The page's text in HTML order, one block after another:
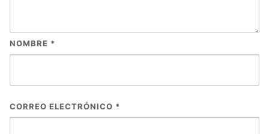
NOMBRE *
CORREO ELECTRÓNICO *